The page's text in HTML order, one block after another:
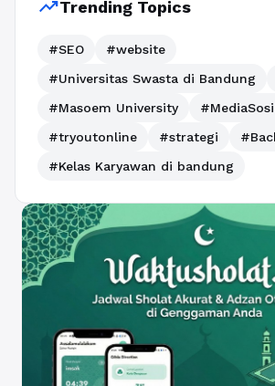
trending_upTrending Topics
#SEO
#website
#Universitas Swasta di Bandung
#Masoem University
#tryoutonline
#strategi
#Kelas Karyawan di bandung